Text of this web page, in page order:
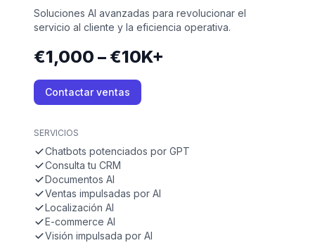
Soluciones AI avanzadas para revolucionar el
servicio al cliente y la eficiencia operativa.
€1,000 – €10K+
Contactar ventas
SERVICIOS
Chatbots potenciados por GPT
Consulta tu CRM
Documentos AI
Ventas impulsadas por AI
Localización AI
E-commerce AI
Visión impulsada por AI